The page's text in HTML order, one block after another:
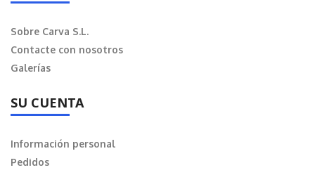
Sobre Carva S.L.
Contacte con nosotros
Galerías
SU CUENTA
Información personal
Pedidos